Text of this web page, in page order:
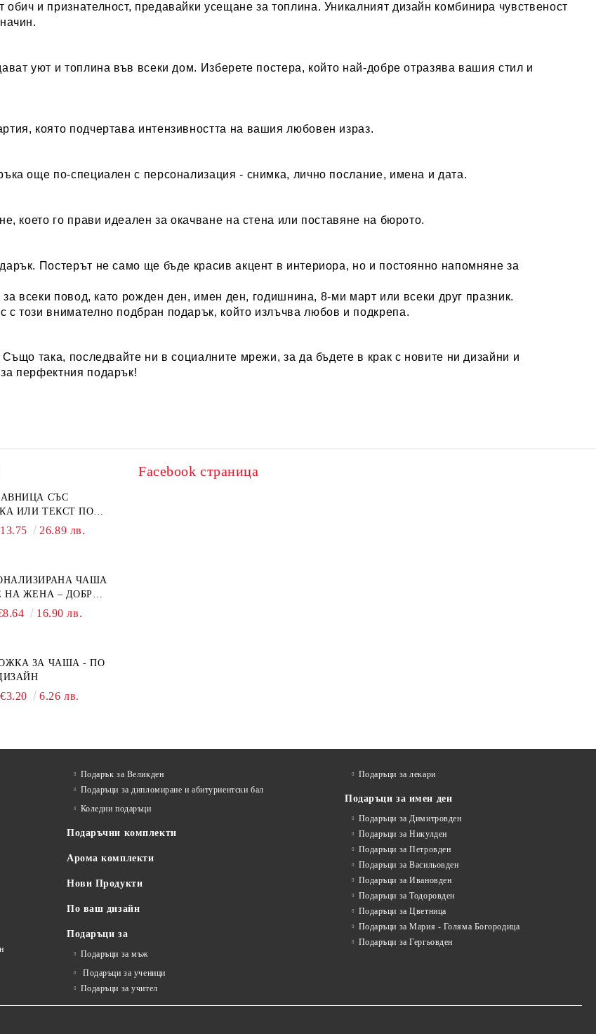
обич и признателност, предавайки усещане за топлина. Уникалният дизайн комбинира чувственост
уют и топлина във всеки дом. Изберете постера, който най-добре отразява вашия стил и
която подчертава интензивността на вашия любовен израз.
още по-специален с персонализация - снимка, лично послание, имена и дата.
което го прави идеален за окачване на стена или поставяне на бюрото.
Постерът не само ще бъде красив акцент в интериора, но и постоянно напомняне за
всеки повод, като рожден ден, имен ден, годишнина, 8-ми март или всеки друг празник.
този внимателно подбран подарък, който излъчва любов и подкрепа.
Също така, последвайте ни в социалните мрежи, за да бъдете в крак с новите ни дизайни и
перфектния подарък!
СЪС
ИЛИ ТЕКСТ ПО
26.89 лв.
ЧАША
НА ЖЕНА – ДОБРО
16.90 лв.
ЗА ЧАША - ПО
€3.20 6.26 лв.
Facebook страница
Подарък за Великден
Подаръци за дипломиране и абитуриентски бал
Коледни подаръци
Подаръчни комплекти
Арома комплекти
Нови Продукти
По ваш дизайн
Подаръци за
Подаръци за мъж
Подаръци за ученици
Подаръци за учител
Подаръци за лекари
Подаръци за имен ден
Подаръци за Димитровден
Подаръци за Никулден
Подаръци за Петровден
Подаръци за Васильовден
Подаръци за Ивановден
Подаръци за Тодоровден
Подаръци за Цветница
Подаръци за Мария - Голяма Богородица
Подаръци за Гергьовден